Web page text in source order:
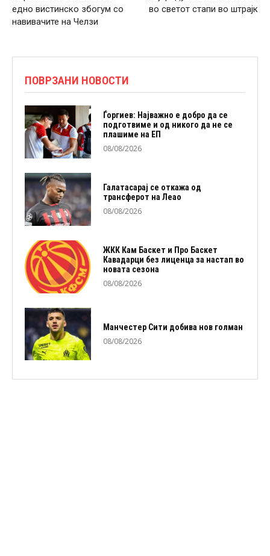
едно вистинско збогум со
навивачите на Челзи
во светот стапи во штрајк
ПОВРЗАНИ НОВОСТИ
Ѓоргиев: Најважно е добро да се
подготвиме и од никого да не се
плашиме на ЕП
08/08/2026
Галатасарај се откажа од
трансферот на Леао
08/08/2026
ЖКК Кам Баскет и Про Баскет
Кавадарци без лиценца за настап во
новата сезона
08/08/2026
Манчестер Сити добива нов голман
08/08/2026